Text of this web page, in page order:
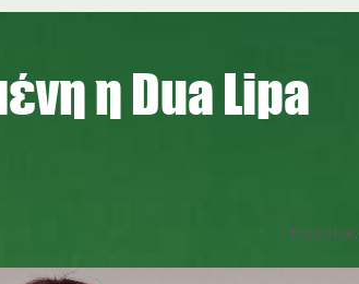
η Dua Lipa
Text Size: